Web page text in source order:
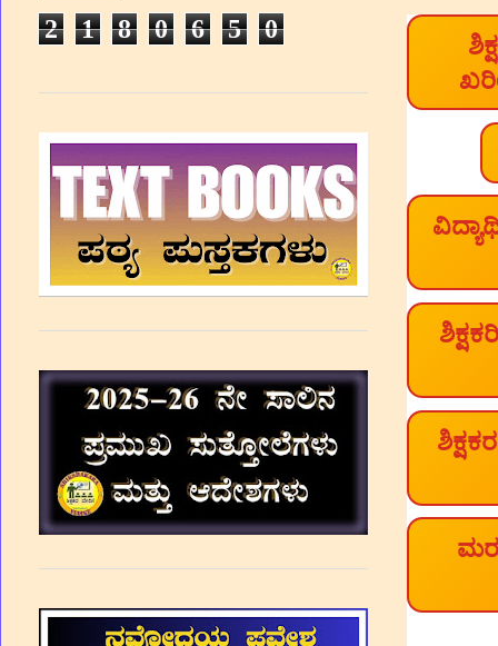
2 1 8 0 6 5 0